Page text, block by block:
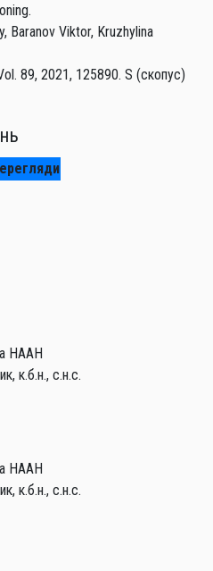
Baranov Viktor, Kruzhylina
89, 2021, 125890. S (скопус)
НААН
к.б.н., с.н.с.
НААН
к.б.н., с.н.с.